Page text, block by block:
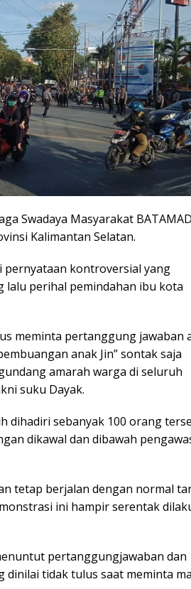
Swadaya Masyarakat BATAMAD
Kalimantan Selatan.
kontroversial yang
lalu perihal pemindahan ibu kota
meminta pertanggung jawaban
anak Jin” sontak saja
amarah warga di seluruh
suku Dayak.
dihadiri sebanyak 100 orang
dikawal dan dibawah
tetap berjalan dengan normal
ini hampir serentak
pertanggungjawaban dan
dinilai tidak tulus saat meminta